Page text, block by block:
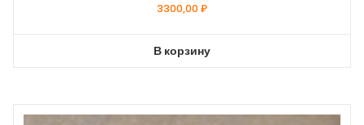
3300,00₽
В корзину